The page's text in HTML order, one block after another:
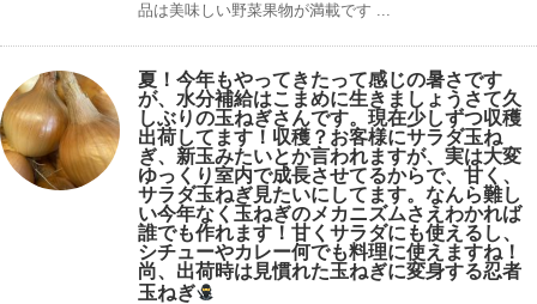
品は美味しい野菜果物が満載です ...
夏！今年もやってきたって感じの暑さです
が、水分補給はこまめに生きましょうさて久
しぶりの玉ねぎさんです。現在少しずつ収穫
出荷してます！収穫？お客様にサラダ玉ね
ぎ、新玉みたいとか言われますが、実は大変
ゆっくり室内で成長させてるからで、甘く、
サラダ玉ねぎ見たいにしてます。なんら難し
い今年なく玉ねぎのメカニズムさえわかれば
誰でも作れます！甘くサラダにも使えるし、
シチューやカレー何でも料理に使えますね！
尚、出荷時は見慣れた玉ねぎに変身する忍者
玉ねぎ